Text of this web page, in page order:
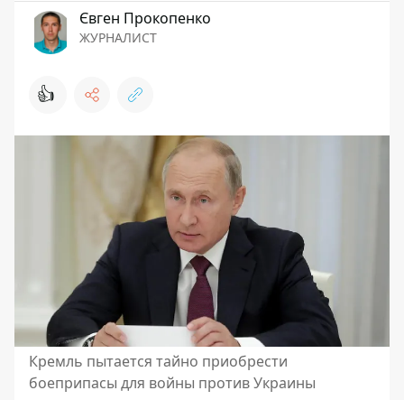
Євген Прокопенко
ЖУРНАЛИСТ
👍
Кремль пытается тайно приобрести
боеприпасы для войны против Украины